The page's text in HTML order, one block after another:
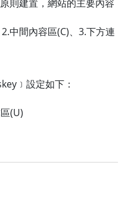
則建置，網站的主要內容
中間內容區(C)、3.下方連
設定如下：
(U)